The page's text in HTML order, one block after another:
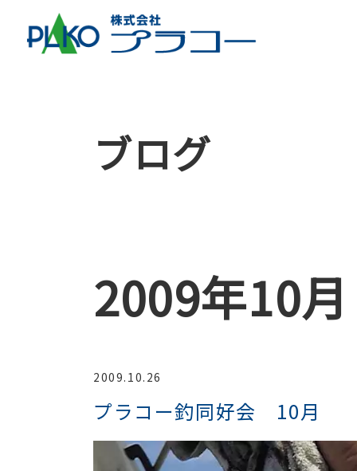
ブログ
2009年10月
2009.10.26
プラコー釣同好会 10月